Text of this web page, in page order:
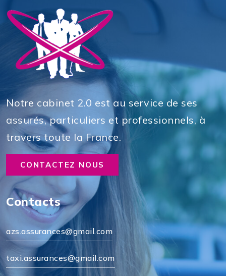
Notre cabinet 2.0 est au service de ses
assurés, particuliers et professionnels, à
travers toute la France.
CONTACTEZ NOUS
Contacts
azs.assurances@gmail.com
taxi.assurances@gmail.com